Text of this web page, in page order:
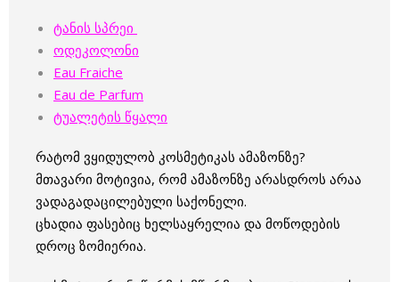
ტანის სპრეი
ოდეკოლონი
Eau Fraiche
Eau de Parfum
ტუალეტის წყალი
რატომ ვყიდულობ კოსმეტიკას ამაზონზე?
მთავარი მოტივია, რომ ამაზონზე არასდროს არაა
ვადაგადაცილებული საქონელი.
ცხადია ფასებიც ხელსაყრელია და მოწოდების
დროც ზომიერია.